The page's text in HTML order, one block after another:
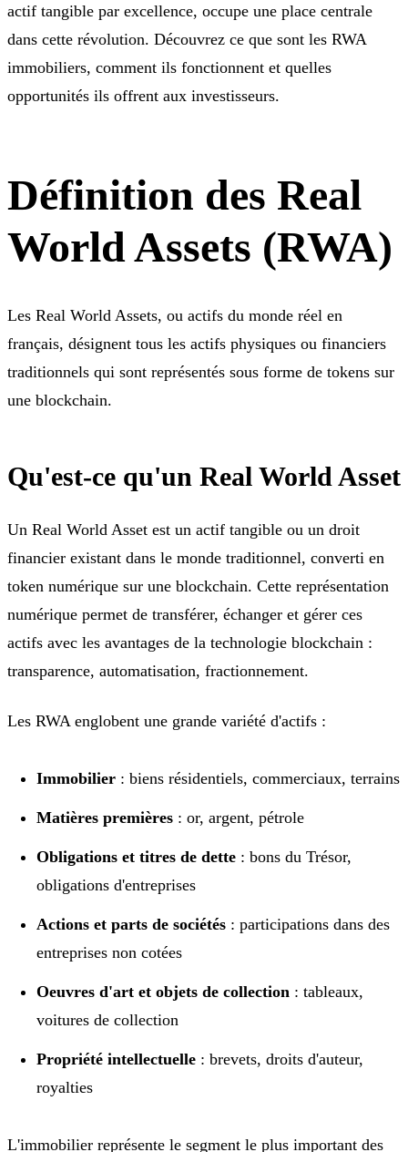
actif tangible par excellence, occupe une place centrale
dans cette révolution. Découvrez ce que sont les RWA
immobiliers, comment ils fonctionnent et quelles
opportunités ils offrent aux investisseurs.
Définition des Real
World Assets (RWA)
Les Real World Assets, ou actifs du monde réel en
français, désignent tous les actifs physiques ou financiers
traditionnels qui sont représentés sous forme de tokens sur
une blockchain.
Qu'est-ce qu'un Real World Asset
Un Real World Asset est un actif tangible ou un droit
financier existant dans le monde traditionnel, converti en
token numérique sur une blockchain. Cette représentation
numérique permet de transférer, échanger et gérer ces
actifs avec les avantages de la technologie blockchain :
transparence, automatisation, fractionnement.
Les RWA englobent une grande variété d'actifs :
Immobilier : biens résidentiels, commerciaux, terrains
Matières premières : or, argent, pétrole
Obligations et titres de dette : bons du Trésor,
obligations d'entreprises
Actions et parts de sociétés : participations dans des
entreprises non cotées
Oeuvres d'art et objets de collection : tableaux,
voitures de collection
Propriété intellectuelle : brevets, droits d'auteur,
royalties
L'immobilier représente le segment le plus important des